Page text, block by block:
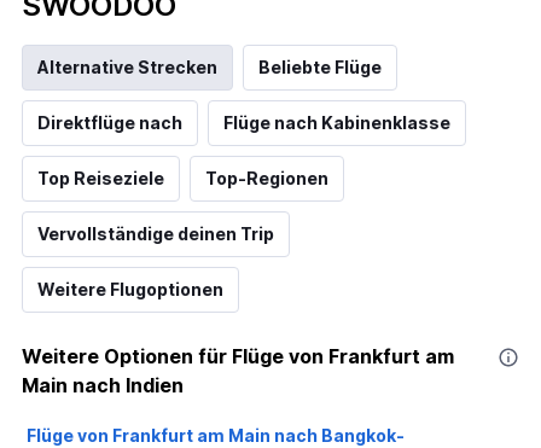
Alternative Strecken Beliebte Flüge
Direktflüge nach Flüge nach Kabinenklasse
Top Reiseziele Top-Regionen
Vervollständige deinen Trip
Weitere Flugoptionen
Weitere Optionen für Flüge von Frankfurt am
Main nach Indien
Flüge von Frankfurt am Main nach Bangkok-